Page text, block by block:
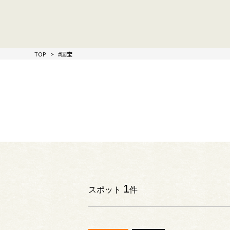
TOP #国宝
スポット 1件